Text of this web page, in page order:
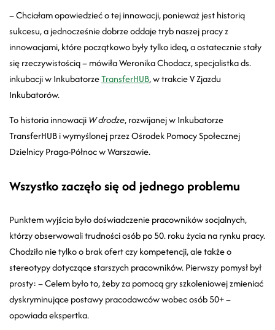
– Chciałam opowiedzieć o tej innowacji, ponieważ jest historią
sukcesu, a jednocześnie dobrze oddaje tryb naszej pracy z
innowacjami, które początkowo były tylko ideą, a ostatecznie stały
się rzeczywistością – mówiła Weronika Chodacz, specjalistka ds.
inkubacji w InkubatorzeTransferHUB, w trakcie V Zjazdu
Inkubatorów.
To historia innowacjiW drodze, rozwijanej w Inkubatorze
TransferHUB i wymyślonej przez Ośrodek Pomocy Społecznej
Dzielnicy Praga-Północ w Warszawie.
Wszystko zaczęło się od jednego problemu
Punktem wyjścia było doświadczenie pracowników socjalnych,
którzy obserwowali trudności osób po 50. roku życia na rynku pracy.
Chodziło nie tylko o brak ofert czy kompetencji, ale także o
stereotypy dotyczące starszych pracowników. Pierwszy pomysł był
prosty: – Celem było to, żeby za pomocą gry szkoleniowej zmieniać
dyskryminujące postawy pracodawców wobec osób 50+ –
opowiada ekspertka.